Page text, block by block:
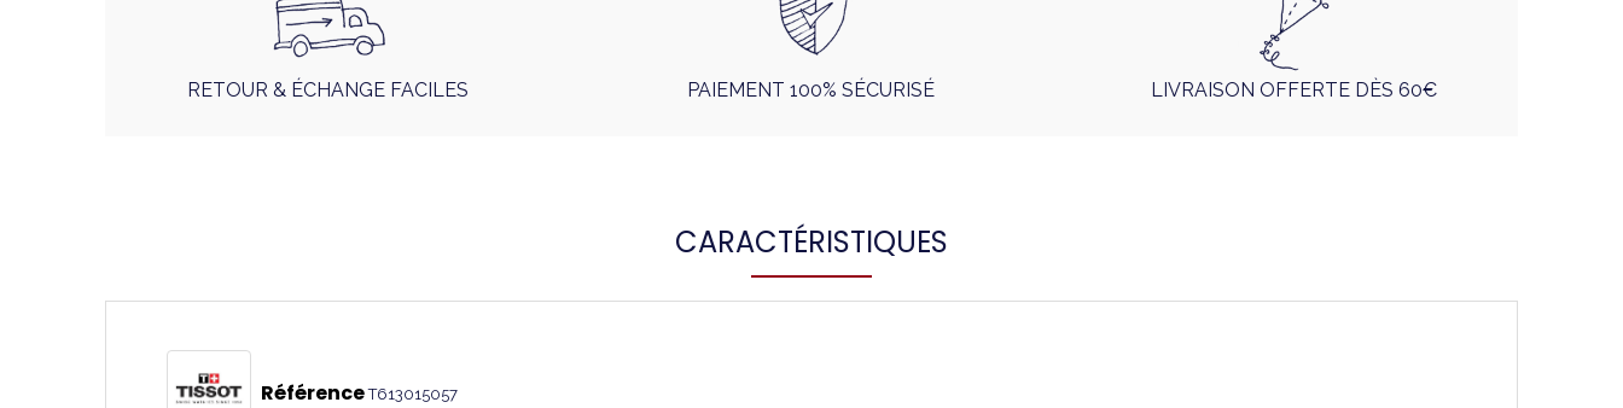
RETOUR & ÉCHANGE FACILES PAIEMENT 100% SÉCURISÉ LIVRAISON OFFERTE DÈS 60€
CARACTÉRISTIQUES
Référence T613015057